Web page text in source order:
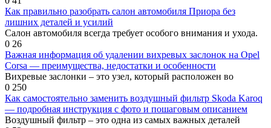
Как правильно разобрать салон автомобиля Приора без
лишних деталей и усилий
Салон автомобиля всегда требует особого внимания и ухода.
0 26
Важная информация об удалении вихревых заслонок на Opel
Corsa — преимущества, недостатки и особенности
Вихревые заслонки – это узел, который расположен во
0 250
Как самостоятельно заменить воздушный фильтр Skoda Karoq
— подробная инструкция с фото и пошаговым описанием
Воздушный фильтр – это одна из самых важных деталей